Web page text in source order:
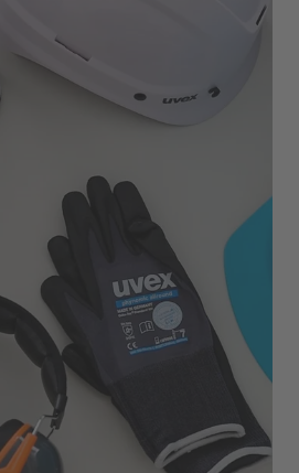
im Monat sollen wir auf
arbeiten, ansonsten kann ich
einteilen. Im Homeoffice
auf dem Programm und
innerhalb des Teams gut
in Kontakt. Darüber
Wochen ein größeres
außerhalb der Arbeitszeiten
Kolleg:innen oder
Pflichtevent in der Abteilung
wieder die Fürther Kirchweih.
immer wochenlang im Voraus!
Arbeitsalltag im Konkreten
Aufgaben beinhalten
mit den Kund:innen